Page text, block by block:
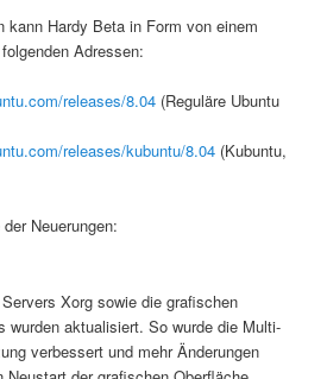
kann Hardy Beta in Form von einem
Adressen:
releases/8.04(Reguläre Ubuntu
releases/kubuntu/8.04(Kubuntu,
Neuerungen:
Xorg sowie die grafischen
wurden aktualisiert. So wurde die Multi-
verbessert und mehr Änderungen